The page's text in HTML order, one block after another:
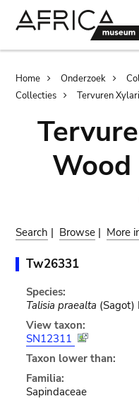
Home Onderzoek
Collecties
Tervuren
Wood
Search | Browse | More
Tw26331
Species:
Talisia praealta (Sagot)
View taxon:
SN12311
Taxon lower than:
Familia:
Sapindaceae